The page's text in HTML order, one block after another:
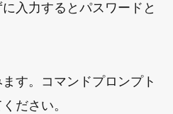
入力するとパスワードと
す。コマンドプロンプト
ださい。